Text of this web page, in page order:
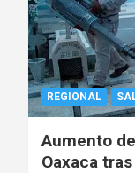
REGIONAL
Aumento
Oaxaca